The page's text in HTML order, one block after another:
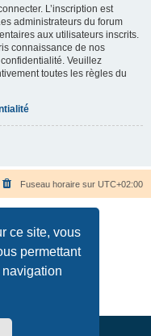
ce site, vous
permettant
navigation
L’inscription est
administrateurs du forum
aux utilisateurs inscrits.
connaissance de nos
Veuillez
toutes les règles du
Fuseau horaire sur UTC+02:00
© phpBB Limited